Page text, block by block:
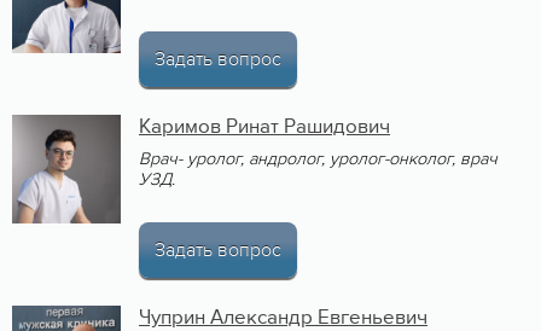
Задать вопрос
Каримов Ринат Рашидович
Врач- уролог, андролог, уролог-онколог, врач
УЗД.
Задать вопрос
Чуприн Александр Евгеньевич